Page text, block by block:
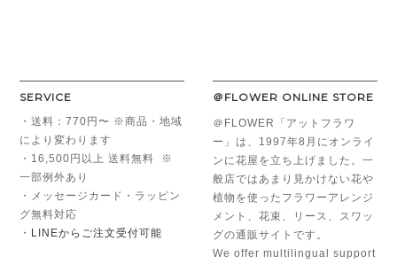
SERVICE
・送料：770円〜 ※商品・地域
により変わります
・16,500円以上 送料無料 ※
一部例外あり
・メッセージカード・ラッピン
グ無料対応
・ LINEからご注文受付可能
＠FLOWER ONLINE STORE
＠FLOWER「アットフラワ
ー」は、1997年8月にオンライ
ンに花屋を立ち上げました。一
般店ではあまり見かけない花や
植物を使ったフラワーアレンジ
メント、花束、リース、スワッ
グの通販サイトです。
We offer multilingual support